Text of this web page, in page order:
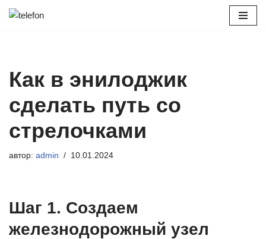
Как в энилоджик
сделать путь со
стрелочками
автор: admin 10.01.2024
Шаг 1. Создаем
железнодорожный узел